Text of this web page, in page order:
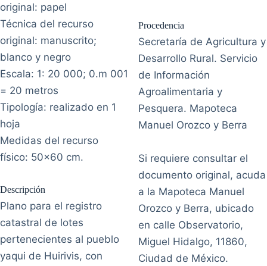
original: papel
Técnica del recurso
original: manuscrito;
blanco y negro
Escala: 1: 20 000; 0.m 001
= 20 metros
Tipología: realizado en 1
hoja
Medidas del recurso
físico: 50x60 cm.
Descripción
Plano para el registro
catastral de lotes
pertenecientes al pueblo
yaqui de Huirivis, con
Procedencia
Secretaría de Agricultura y
Desarrollo Rural. Servicio
de Información
Agroalimentaria y
Pesquera. Mapoteca
Manuel Orozco y Berra
Si requiere consultar el
documento original, acuda
a la Mapoteca Manuel
Orozco y Berra, ubicado
en calle Observatorio,
Miguel Hidalgo, 11860,
Ciudad de México.